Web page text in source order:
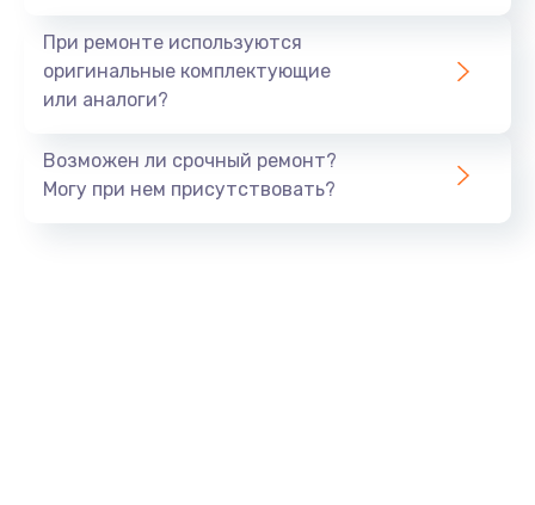
При ремонте используются
оригинальные комплектующие
или аналоги?
Возможен ли срочный ремонт?
Могу при нем присутствовать?